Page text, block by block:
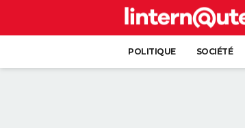
POLITIQUE SOCIÉTÉ